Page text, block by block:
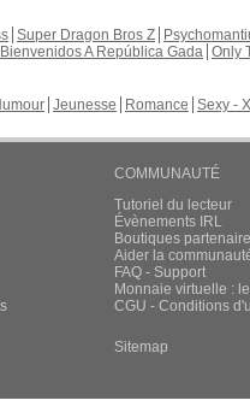
Super Dragon Bros Z
Bienvenidos A República Gada Only
Jeunesse Romance Sexy -
COMMUNAUTÉ
Tutoriel du lecteur
Évènements IRL
Boutiques
Aider la
FAQ - Support
Monnaie virtuelle :
CGU - Conditions
Sitemap